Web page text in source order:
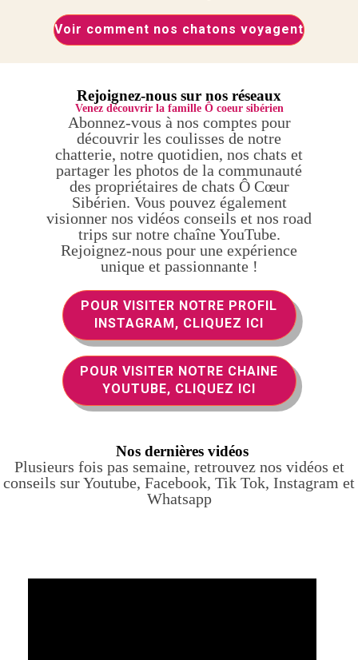
Voir comment nos chatons voyagent
Rejoignez-nous sur nos réseaux
Venez découvrir la famille Ô coeur sibérien
Abonnez-vous à nos comptes pour
découvrir les coulisses de notre
chatterie, notre quotidien, nos chats et
partager les photos de la communauté
des propriétaires de chats Ô Cœur
Sibérien. Vous pouvez également
visionner nos vidéos conseils et nos road
trips sur notre chaîne YouTube.
Rejoignez-nous pour une expérience
unique et passionnante !
POUR VISITER NOTRE PROFIL
INSTAGRAM, CLIQUEZ ICI
POUR VISITER NOTRE CHAINE
YOUTUBE, CLIQUEZ ICI
Nos dernières vidéos
Plusieurs fois pas semaine, retrouvez nos vidéos et
conseils sur Youtube, Facebook, Tik Tok, Instagram et
Whatsapp